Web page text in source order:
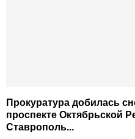
Прокуратура добилась
проспекте Октябрьской
Ставрополь...